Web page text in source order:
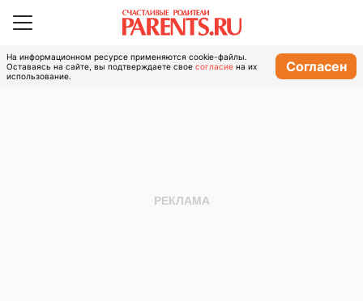
На информационном ресурсе применяются cookie-файлы.
Оставаясь на сайте, вы подтверждаете свое согласие на их
использование.
Согласен